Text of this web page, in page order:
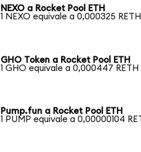
NEXO a Rocket Pool ETH
1 NEXO equivale a 0,000325 RETH
GHO Token a Rocket Pool ETH
1 GHO equivale a 0,000447 RETH
Pump.fun a Rocket Pool ETH
1 PUMP equivale a 0,00000104